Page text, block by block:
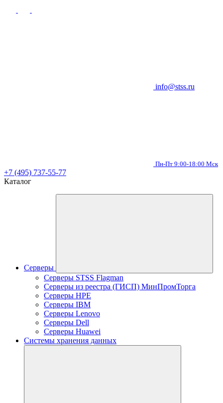
info@stss.ru
Пн-Пт 9:00-18:00 Мск
+7 (495) 737-55-77
Каталог
Серверы
Серверы STSS Flagman
Серверы из реестра (ГИСП) МинПромТорга
Серверы HPE
Серверы IBM
Серверы Lenovo
Серверы Dell
Серверы Huawei
Системы хранения данных